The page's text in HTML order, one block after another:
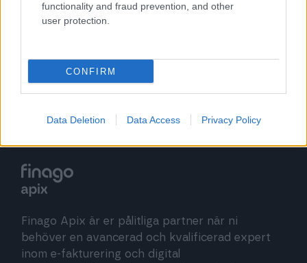
functionality and fraud prevention, and other
user protection.
CONFIRM
Data Deletion Data Access Privacy Policy
Finago Apix är er pålitliga partner när ni
behöver en avancerad och kvalificerad expert
inom e-fakturering och digital